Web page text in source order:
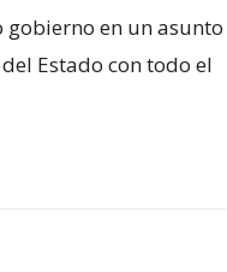
en un asunto
Estado con todo el